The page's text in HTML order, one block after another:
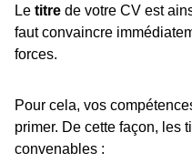
Le titre de votre CV est
faut convaincre
forces.
Pour cela, vos
primer. De cette façon, les
convenables :